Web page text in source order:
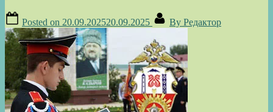
Posted on 20.09.202520.09.2025 By Редактор